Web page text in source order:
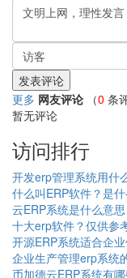
更多 网友评论 （0 条
暂无评论
访问排行
开发erp管理系统用什
什么叫ERP软件？是
云ERP系统是什么意思
十大erp软件？仅供参
开源ERP系统适合企
企业生产管理erp系统
币加德云ERP系统有